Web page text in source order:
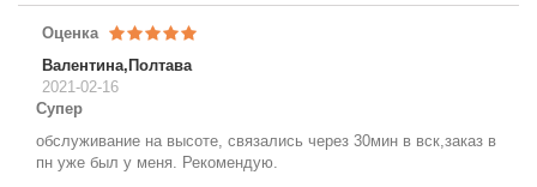
Оценка
Валентина,Полтава
2021-02-16
Супер
обслуживание на высоте, связались через 30мин в вск,заказ в
пн уже был у меня. Рекомендую.